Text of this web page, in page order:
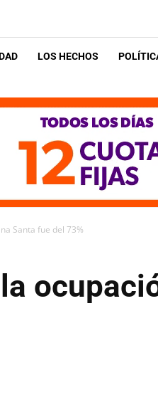
LOS HECHOS
Santa fue del 73%